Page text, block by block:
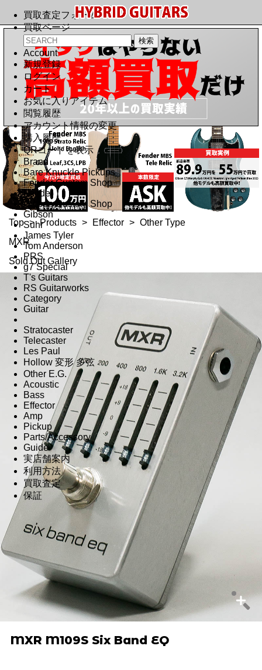
買取査定フォーム
買取ページ
Account
新規登録
ログイン
カート
お気に入りアイテム
閲覧履歴
アカウント情報の変更
購入履歴
QRコードを表示
Brand
Bare Knuckle Pickups
Fender Custom Shop
Fender
Gibson Custom Shop
Gibson
Suhr
James Tyler
Tom Anderson
PRS
g7 Special
T's Guitars
RS Guitarworks
Category
Guitar
Stratocaster
Telecaster
Les Paul
Hollow 変形 多弦
Other E.G.
Acoustic
Bass
Effector
Amp
Pickup
Parts/Accessory
Guide
実店舗案内
利用方法
買取査定
保証
Top > Products > Effector > Other Type
MXR
Sold Out Gallery
MXR M109S Six Band EQ